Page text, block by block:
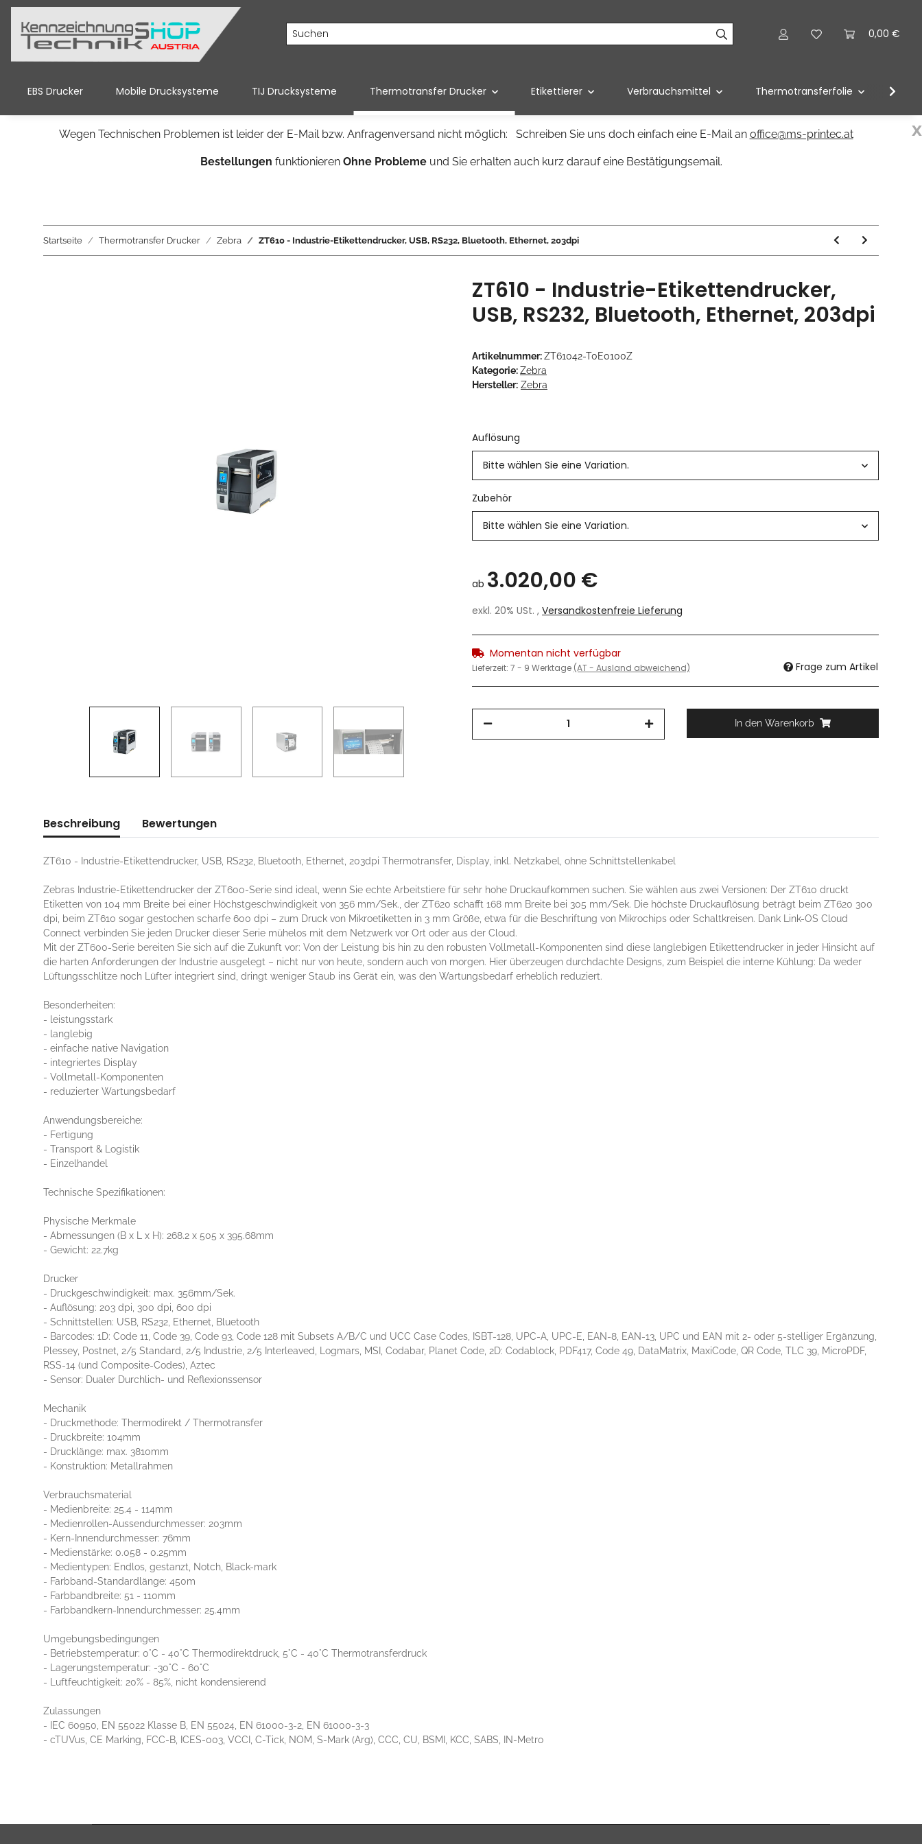
0,00 €
EBS Drucker Mobile Drucksysteme TIJ Drucksysteme Thermotransfer Drucker Etikettierer Verbrauchsmittel Thermotransferfolie
x
Wegen Technischen Problemen ist leider der E-Mail bzw. Anfragenversand nicht möglich: Schreiben Sie uns doch einfach eine E-Mail an office@ms-printec.at
Bestellungen funktionieren Ohne Problemeund Sie erhalten auch kurz darauf eine Bestätigungsemail.
Startseite Thermotransfer Drucker Zebra ZT610 - Industrie-Etikettendrucker, USB, RS232, Bluetooth, Ethernet, 203dpi
ZT610 - Industrie-Etikettendrucker,
USB, RS232, Bluetooth, Ethernet, 203dpi
Artikelnummer:ZT61042-T0E0100Z
Kategorie:Zebra
Hersteller: Zebra
Auflösung
Bitte wählen Sie eine Variation.
Zubehör
Bitte wählen Sie eine Variation.
ab 3.020,00 €
exkl. 20% USt. , Versandkostenfreie Lieferung
Momentan nicht verfügbar
Lieferzeit: 7 - 9 Werktage (AT - Ausland abweichend) Frage zum Artikel
In den Warenkorb
Beschreibung Bewertungen
ZT610 - Industrie-Etikettendrucker, USB, RS232, Bluetooth, Ethernet, 203dpi Thermotransfer, Display, inkl. Netzkabel, ohne Schnittstellenkabel
Zebras Industrie-Etikettendrucker der ZT600-Serie sind ideal, wenn Sie echte Arbeitstiere für sehr hohe Druckaufkommen suchen. Sie wählen aus zwei Versionen: Der ZT610 druckt
Etiketten von 104 mm Breite bei einer Höchstgeschwindigkeit von 356 mm/Sek., der ZT620 schafft 168 mm Breite bei 305 mm/Sek. Die höchste Druckauflösung beträgt beim ZT620 300
dpi, beim ZT610 sogar gestochen scharfe 600 dpi – zum Druck von Mikroetiketten in 3 mm Größe, etwa für die Beschriftung von Mikrochips oder Schaltkreisen. Dank Link-OS Cloud
Connect verbinden Sie jeden Drucker dieser Serie mühelos mit dem Netzwerk vor Ort oder aus der Cloud.
Mit der ZT600-Serie bereiten Sie sich auf die Zukunft vor: Von der Leistung bis hin zu den robusten Vollmetall-Komponenten sind diese langlebigen Etikettendrucker in jeder Hinsicht auf
die harten Anforderungen der Industrie ausgelegt – nicht nur von heute, sondern auch von morgen. Hier überzeugen durchdachte Designs, zum Beispiel die interne Kühlung: Da weder
Lüftungsschlitze noch Lüfter integriert sind, dringt weniger Staub ins Gerät ein, was den Wartungsbedarf erheblich reduziert.
Besonderheiten:
- leistungsstark
- langlebig
- einfache native Navigation
- integriertes Display
- Vollmetall-Komponenten
- reduzierter Wartungsbedarf
Anwendungsbereiche:
- Fertigung
- Transport & Logistik
- Einzelhandel
Technische Spezifikationen:
Physische Merkmale
- Abmessungen (B x L x H): 268.2 x 505 x 395.68mm
- Gewicht: 22.7kg
Drucker
- Druckgeschwindigkeit: max. 356mm/Sek.
- Auflösung: 203 dpi, 300 dpi, 600 dpi
- Schnittstellen: USB, RS232, Ethernet, Bluetooth
- Barcodes: 1D: Code 11, Code 39, Code 93, Code 128 mit Subsets A/B/C und UCC Case Codes, ISBT-128, UPC-A, UPC-E, EAN-8, EAN-13, UPC und EAN mit 2- oder 5-stelliger Ergänzung,
Plessey, Postnet, 2/5 Standard, 2/5 Industrie, 2/5 Interleaved, Logmars, MSI, Codabar, Planet Code, 2D: Codablock, PDF417, Code 49, DataMatrix, MaxiCode, QR Code, TLC 39, MicroPDF,
RSS-14 (und Composite-Codes), Aztec
- Sensor: Dualer Durchlich- und Reflexionssensor
Mechanik
- Druckmethode: Thermodirekt / Thermotransfer
- Druckbreite: 104mm
- Drucklänge: max. 3810mm
- Konstruktion: Metallrahmen
Verbrauchsmaterial
- Medienbreite: 25.4 - 114mm
- Medienrollen-Aussendurchmesser: 203mm
- Kern-Innendurchmesser: 76mm
- Medienstärke: 0.058 - 0.25mm
- Medientypen: Endlos, gestanzt, Notch, Black-mark
- Farbband-Standardlänge: 450m
- Farbbandbreite: 51 - 110mm
- Farbbandkern-Innendurchmesser: 25.4mm
Umgebungsbedingungen
- Betriebstemperatur: 0°C - 40°C Thermodirektdruck, 5°C - 40°C Thermotransferdruck
- Lagerungstemperatur: -30°C - 60°C
- Luftfeuchtigkeit: 20% - 85%, nicht kondensierend
Zulassungen
- IEC 60950, EN 55022 Klasse B, EN 55024, EN 61000-3-2, EN 61000-3-3
- cTUVus, CE Marking, FCC-B, ICES-003, VCCI, C-Tick, NOM, S-Mark (Arg), CCC, CU, BSMI, KCC, SABS, IN-Metro